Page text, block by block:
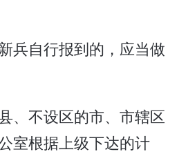
兵自行报到的，应当做
、不设区的市、市辖区
室根据上级下达的计